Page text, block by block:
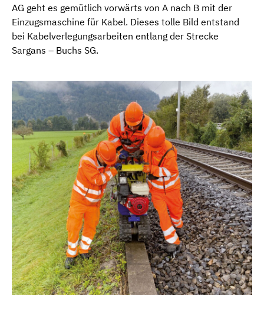
AG geht es gemütlich vorwärts von A nach B mit der
Einzugsmaschine für Kabel. Dieses tolle Bild entstand
bei Kabelverlegungsarbeiten entlang der Strecke
Sargans – Buchs SG.